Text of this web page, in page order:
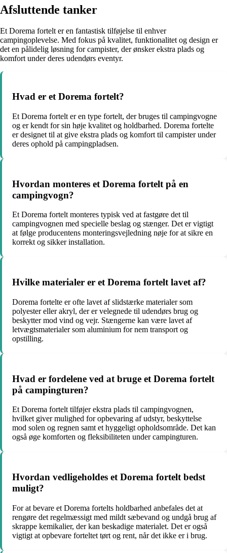
Afsluttende tanker
Et Dorema fortelt er en fantastisk tilføjelse til enhver
campingoplevelse. Med fokus på kvalitet, funktionalitet og design er
det en pålidelig løsning for campister, der ønsker ekstra plads og
komfort under deres udendørs eventyr.
Hvad er et Dorema fortelt?
Et Dorema fortelt er en type fortelt, der bruges til campingvogne
og er kendt for sin høje kvalitet og holdbarhed. Dorema fortelte
er designet til at give ekstra plads og komfort til campister under
deres ophold på campingpladsen.
Hvordan monteres et Dorema fortelt på en
campingvogn?
Et Dorema fortelt monteres typisk ved at fastgøre det til
campingvognen med specielle beslag og stænger. Det er vigtigt
at følge producentens monteringsvejledning nøje for at sikre en
korrekt og sikker installation.
Hvilke materialer er et Dorema fortelt lavet af?
Dorema fortelte er ofte lavet af slidstærke materialer som
polyester eller akryl, der er velegnede til udendørs brug og
beskytter mod vind og vejr. Stængerne kan være lavet af
letvægtsmaterialer som aluminium for nem transport og
opstilling.
Hvad er fordelene ved at bruge et Dorema fortelt
på campingturen?
Et Dorema fortelt tilføjer ekstra plads til campingvognen,
hvilket giver mulighed for opbevaring af udstyr, beskyttelse
mod solen og regnen samt et hyggeligt opholdsområde. Det kan
også øge komforten og fleksibiliteten under campingturen.
Hvordan vedligeholdes et Dorema fortelt bedst
muligt?
For at bevare et Dorema fortelts holdbarhed anbefales det at
rengøre det regelmæssigt med mildt sæbevand og undgå brug af
skrappe kemikalier, der kan beskadige materialet. Det er også
vigtigt at opbevare forteltet tørt og rent, når det ikke er i brug.